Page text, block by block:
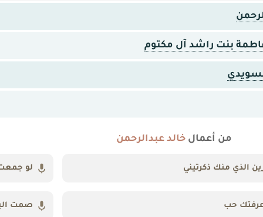
بنت راشد آل مكتوم
من أعمالخالد عبدالرحمن
الذي منك ذكرتيني لو
حب صمت